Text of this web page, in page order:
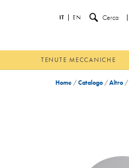
IT EN Cerca
TENUTE MECCANICHE
Home /Catalogo /Altro /